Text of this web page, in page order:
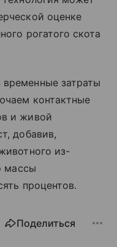
оценке
рогатого скота
затраты
контактные
и живой
добавив,
из-
массы
процентов.
Поделиться